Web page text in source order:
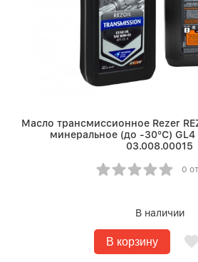
Масло трансмиссионное Rezer
минеральное (до -30°С)
03.008.00015
0
В наличии
В корзину